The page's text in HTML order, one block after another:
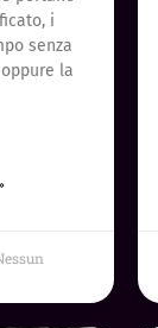
i
senza
la